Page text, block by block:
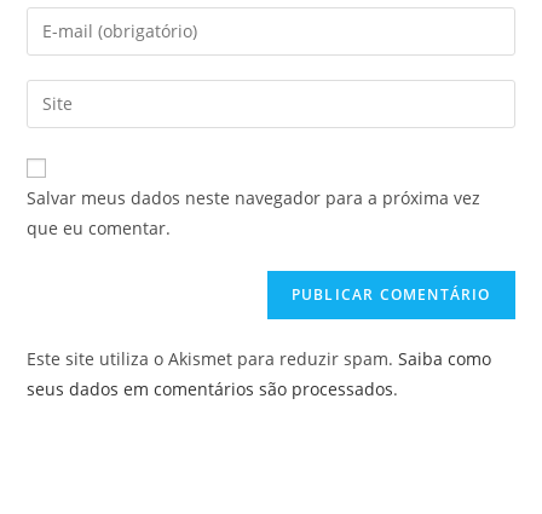
Salvar meus dados neste navegador para a próxima vez
que eu comentar.
Este site utiliza o Akismet para reduzir spam.Saiba como
seus dados em comentários são processados.